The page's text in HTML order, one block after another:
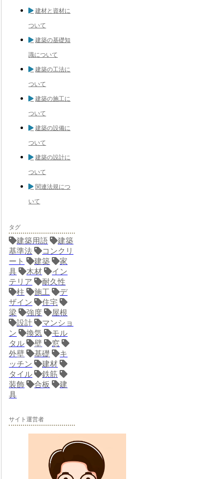
建材と資材に
ついて
建築の基礎知
識について
建築の工法に
ついて
建築の施工に
ついて
建築の設備に
ついて
建築の設計に
ついて
関連法規につ
いて
タグ
建築用語
建築
基準法
コンクリ
ート
建築
家
具
木材
イン
テリア
耐久性
柱
施工
デ
ザイン
住宅
梁
強度
屋根
設計
マンショ
ン
換気
モル
タル
壁
窓
外壁
基礎
キ
ッチン
建材
タイル
鉄筋
装飾
合板
建
具
サイト運営者